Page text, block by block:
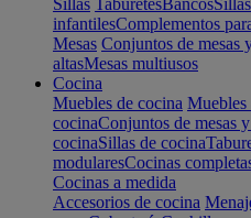
Sillas TaburetesBancos
infantilesComplementos
Mesas Conjuntos de mesas
altasMesas multiusos
Cocina
Muebles de cocina Muebles
cocinaConjuntos de mesas
cocinaSillas de cocina
modularesCocinas
Cocinas a medida
Accesorios de cocina